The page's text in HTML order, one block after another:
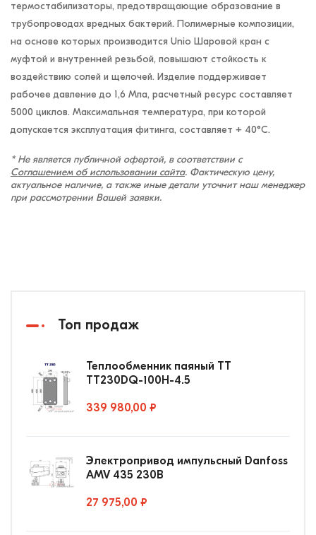
термостабилизаторы, предотвращающие образование в
трубопроводах вредных бактерий. Полимерные композиции,
на основе которых производится Unio Шаровой кран с
муфтой и внутренней резьбой, повышают стойкость к
воздействию солей и щелочей. Изделие поддерживает
рабочее давление до 1,6 Мпа, расчетный ресурс составляет
5000 циклов. Максимальная температура, при которой
допускается эксплуатация фитинга, составляет + 40°C.
* Не является публичной офертой, в соответствии с
Соглашением об использовании сайта. Фактическую цену,
актуальное наличие, а также иные детали уточнит наш менеджер
при рассмотрении Вашей заявки.
Топ продаж
Теплообменник паяный ТТ
ТТ230DQ-100Н-4.5
339 980,00 ₽
Электропривод импульсный Danfoss
AMV 435 230В
27 975,00 ₽